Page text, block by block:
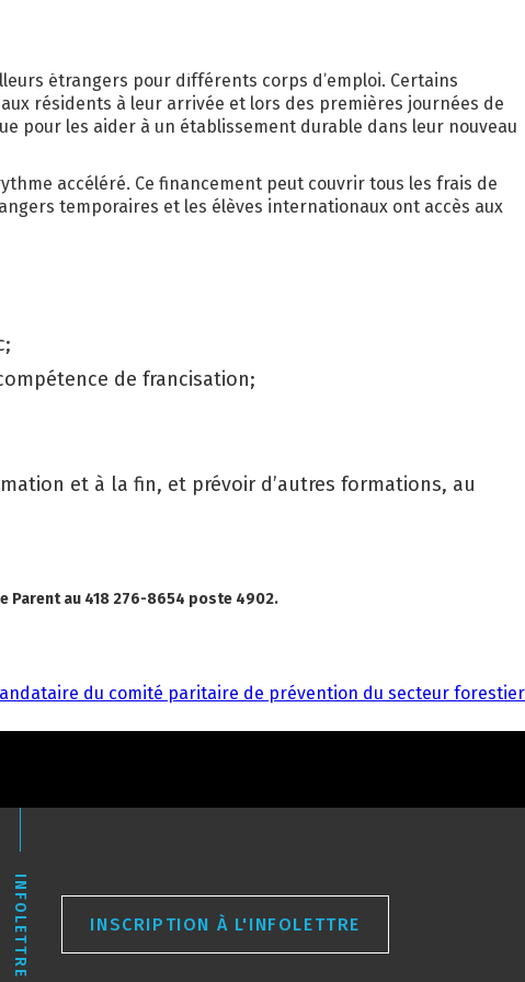
ABATTAGE MANUEL CONTACTEZ-NOUS
étrangers pour différents corps d’emploi. Certains
résidents à leur arrivée et lors des premières journées de
pour les aider à un établissement durable dans leur nouveau
accéléré. Ce financement peut couvrir tous les frais de
temporaires et les élèves internationaux ont accès aux
de francisation;
et à la fin, et prévoir d’autres formations, au
Parent au 418 276-8654 poste 4902.
du comité paritaire de prévention du secteur forestier
INSCRIPTION À L'INFOLETTRE
INFOLETTRE